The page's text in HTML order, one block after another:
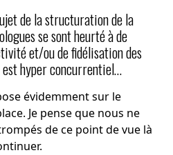
de la structuration de la
se sont heurté à de
et/ou de fidélisation des
hyper concurrentiel…
évidemment sur le
Je pense que nous ne
de ce point de vue là